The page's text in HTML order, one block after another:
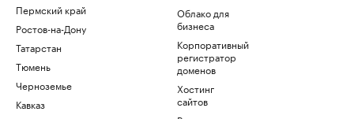
Пермский край
Ростов-на-Дону
Татарстан
Тюмень
Черноземье
Кавказ
Облако для
бизнеса
Корпоративный
регистратор
доменов
Хостинг
сайтов